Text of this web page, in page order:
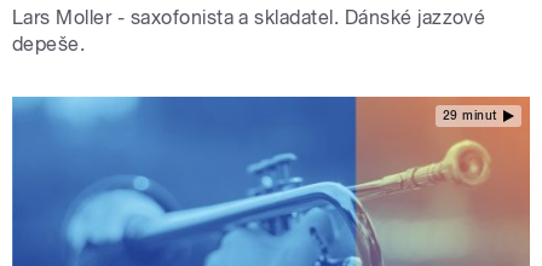
Lars Moller - saxofonista a skladatel. Dánské jazzové
depeše.
29 minut